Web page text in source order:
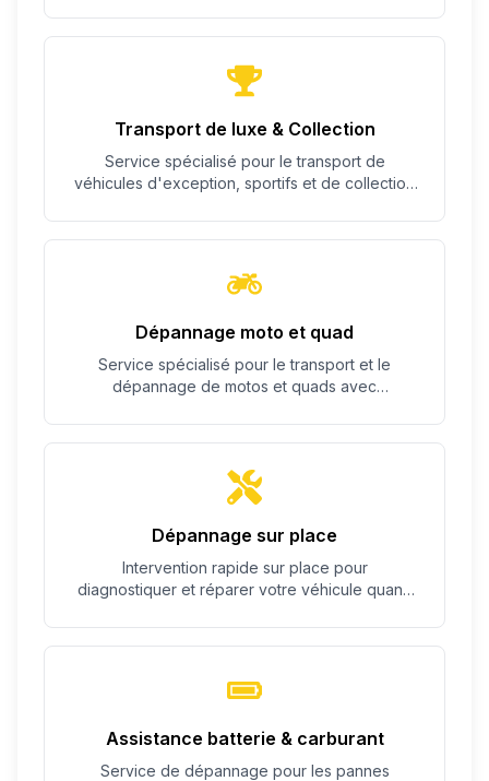
Transport de luxe & Collection
Service spécialisé pour le transport de
véhicules d'exception, sportifs et de collection
Dépannage moto et quad
Service spécialisé pour le transport et le
dépannage de motos et quads avec
Dépannage sur place
Intervention rapide sur place pour
diagnostiquer et réparer votre véhicule quand
Assistance batterie & carburant
Service de dépannage pour les pannes